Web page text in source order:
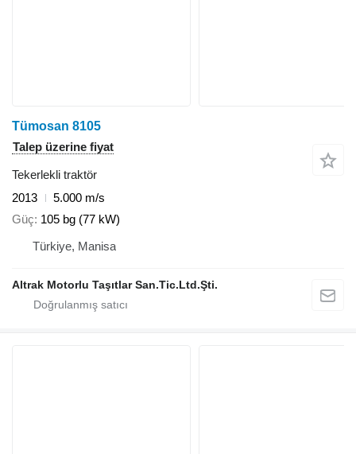
Tümosan 8105
Talep üzerine fiyat
Tekerlekli traktör
2013
5.000 m/s
Güç 105 bg (77 kW)
Türkiye, Manisa
Altrak Motorlu Taşıtlar San.Tic.Ltd.Şti.